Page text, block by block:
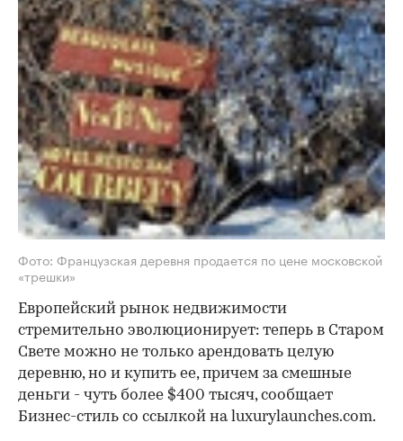
Фото: Французская деревня продается по цене московской
«трешки»
Европейский рынок недвижимости
стремительно эволюционирует: теперь в Старом
Свете можно не только арендовать целую
деревню, но и купить ее, причем за смешные
деньги - чуть более $400 тысяч, сообщает
Бизнес-стиль со ссылкой на luxurylaunches.com.